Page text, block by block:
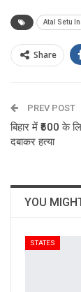
Atal Setu
Share
Email
PREV POST
बिहार में ₹500 के
दबाकर हत्या
YOU
STATES